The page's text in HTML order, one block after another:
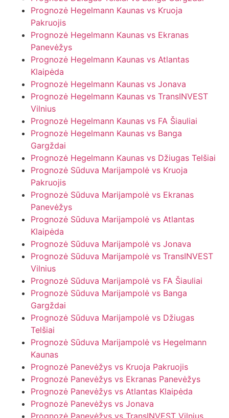
Prognozė Hegelmann Kaunas vs Kruoja
Pakruojis
Prognozė Hegelmann Kaunas vs Ekranas
Panevėžys
Prognozė Hegelmann Kaunas vs Atlantas
Klaipėda
Prognozė Hegelmann Kaunas vs Jonava
Prognozė Hegelmann Kaunas vs TransINVEST
Vilnius
Prognozė Hegelmann Kaunas vs FA Šiauliai
Prognozė Hegelmann Kaunas vs Banga
Gargždai
Prognozė Hegelmann Kaunas vs Džiugas Telšiai
Prognozė Sūduva Marijampolė vs Kruoja
Pakruojis
Prognozė Sūduva Marijampolė vs Ekranas
Panevėžys
Prognozė Sūduva Marijampolė vs Atlantas
Klaipėda
Prognozė Sūduva Marijampolė vs Jonava
Prognozė Sūduva Marijampolė vs TransINVEST
Vilnius
Prognozė Sūduva Marijampolė vs FA Šiauliai
Prognozė Sūduva Marijampolė vs Banga
Gargždai
Prognozė Sūduva Marijampolė vs Džiugas
Telšiai
Prognozė Sūduva Marijampolė vs Hegelmann
Kaunas
Prognozė Panevėžys vs Kruoja Pakruojis
Prognozė Panevėžys vs Ekranas Panevėžys
Prognozė Panevėžys vs Atlantas Klaipėda
Prognozė Panevėžys vs Jonava
Prognozė Panevėžys vs TransINVEST Vilnius